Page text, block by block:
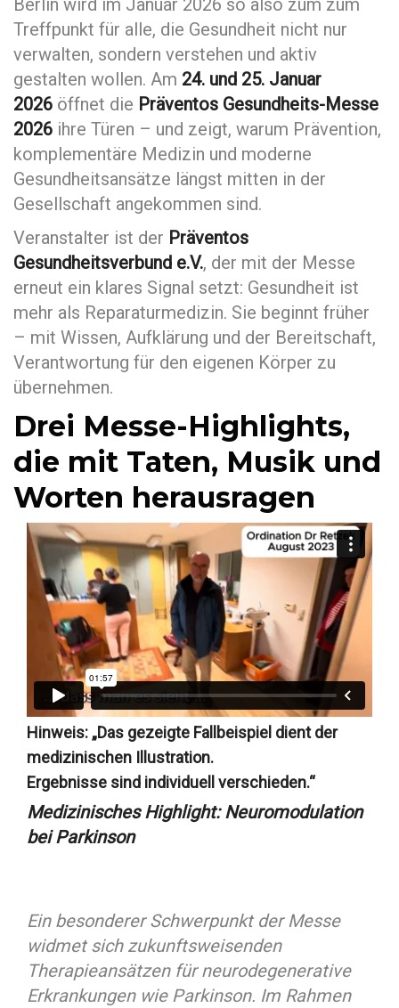
Berlin wird im Januar 2026 so also zum zum
Treffpunkt für alle, die Gesundheit nicht nur
verwalten, sondern verstehen und aktiv
gestalten wollen. Am 24. und 25. Januar
2026 öffnet die Präventos Gesundheits-Messe
2026 ihre Türen – und zeigt, warum Prävention,
komplementäre Medizin und moderne
Gesundheitsansätze längst mitten in der
Gesellschaft angekommen sind.
Veranstalter ist der Präventos
Gesundheitsverbund e.V., der mit der Messe
erneut ein klares Signal setzt: Gesundheit ist
mehr als Reparaturmedizin. Sie beginnt früher
– mit Wissen, Aufklärung und der Bereitschaft,
Verantwortung für den eigenen Körper zu
übernehmen.
Drei Messe-Highlights,
die mit Taten, Musik und
Worten herausragen
Hinweis: „Das gezeigte Fallbeispiel dient der
medizinischen Illustration.
Ergebnisse sind individuell verschieden.“
Medizinisches Highlight: Neuromodulation
bei Parkinson
Ein besonderer Schwerpunkt der Messe
widmet sich zukunftsweisenden
Therapieansätzen für neurodegenerative
Erkrankungen wie Parkinson. Im Rahmen